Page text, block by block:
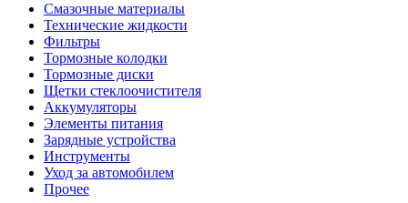
Смазочные материалы
Технические жидкости
Фильтры
Тормозные колодки
Тормозные диски
Щетки стеклоочистителя
Аккумуляторы
Элементы питания
Зарядные устройства
Инструменты
Уход за автомобилем
Прочее